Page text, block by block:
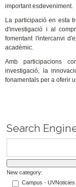
important esdeveniment.
La participació en esta
d'investigació i al
fomentant l'intercanvi
acadèmic.
Amb participacions
investigació, la
fonamentals per a oferir
Search
New category:
Campus - UVNoticies